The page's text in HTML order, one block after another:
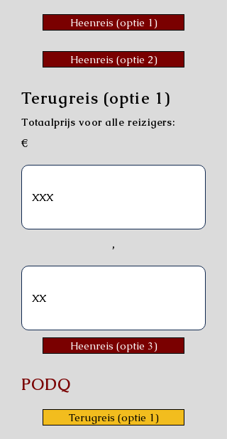
Heenreis (optie 1)
Heenreis (optie 2)
Terugreis (optie 1)
Totaalprijs voor alle reizigers:
€
,
Heenreis (optie 3)
PODQ
Terugreis (optie 1)